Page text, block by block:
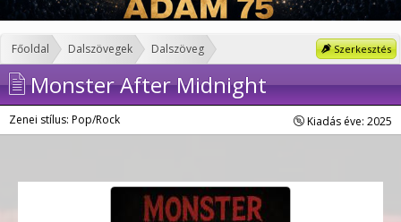
Szerkesztés
Főoldal Dalszövegek Dalszöveg
Monster After Midnight
Zenei stílus: Pop/Rock Kiadás éve: 2025